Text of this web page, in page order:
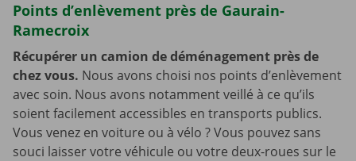
Points d’enlèvement près de Gaurain-
Ramecroix
Récupérer un camion de déménagement près de
chez vous. Nous avons choisi nos points d’enlèvement
avec soin. Nous avons notamment veillé à ce qu’ils
soient facilement accessibles en transports publics.
Vous venez en voiture ou à vélo ? Vous pouvez sans
souci laisser votre véhicule ou votre deux-roues sur le